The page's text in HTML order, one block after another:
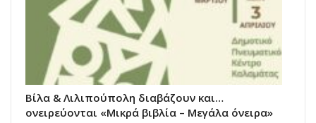
Βίλα & Λιλιπούπολη διαβάζουν και…
ονειρεύονται «Μικρά βιβλία – Μεγάλα όνειρα»